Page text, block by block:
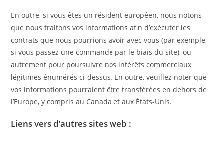
En outre, si vous êtes un résident européen, nous notons
que nous traitons vos informations afin d’exécuter les
contrats que nous pourrions avoir avec vous (par exemple,
si vous passez une commande par le biais du site), ou
autrement pour poursuivre nos intérêts commerciaux
légitimes énumérés ci-dessus. En outre, veuillez noter que
vos informations pourraient être transférées en dehors de
l’Europe, y compris au Canada et aux États-Unis.
Liens vers d’autres sites web :